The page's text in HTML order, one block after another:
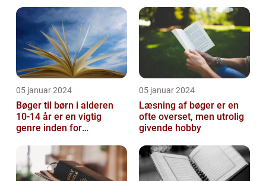
05 januar 2024
Bøger til børn i alderen
10-14 år er en vigtig
genre inden for
afgørend...
05 januar 2024
Læsning af bøger er en
ofte overset, men utrolig
givende hobby